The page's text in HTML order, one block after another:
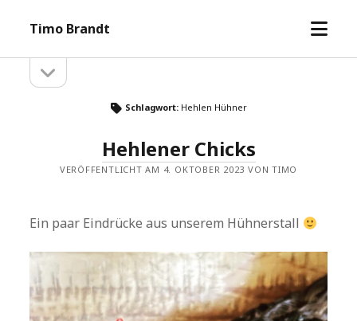
Timo Brandt
Menü
Seitenleiste
öffnen
Schlagwort: Hehlen Hühner
Hehlener Chicks
VERÖFFENTLICHT AM 4. OKTOBER 2023 VON TIMO
Ein paar Eindrücke aus unserem Hühnerstall